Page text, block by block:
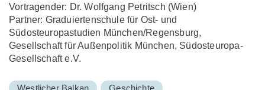
Vortragender: Dr. Wolfgang Petritsch (Wien)
Partner: Graduiertenschule für Ost- und
Südosteuropastudien München/Regensburg,
Gesellschaft für Außenpolitik München, Südosteuropa-
Gesellschaft e.V.
Westlicher Balkan
Geschichte